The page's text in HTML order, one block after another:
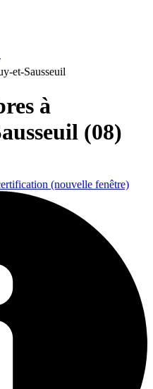
et-Sausseuil
à
(08)
(nouvelle fenêtre)